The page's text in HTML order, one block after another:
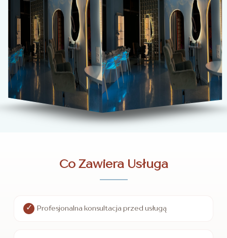
Co Zawiera Usługa
Profesjonalna konsultacja przed usługą